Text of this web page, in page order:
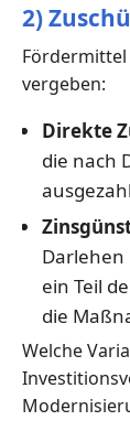
2)
Fördermittel
vergeben:
Direkte
die nach
Darlehen
ein Teil
die
Welche